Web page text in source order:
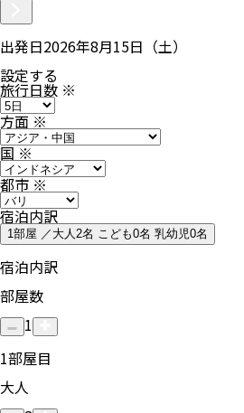
出発日2026年8月15日（土）
設定する
旅行日数 ※
方面※
国※
都市※
宿泊内訳
1部屋 ／大人2名 こども0名 乳幼児0名
宿泊内訳
部屋数
1
1部屋目
大人